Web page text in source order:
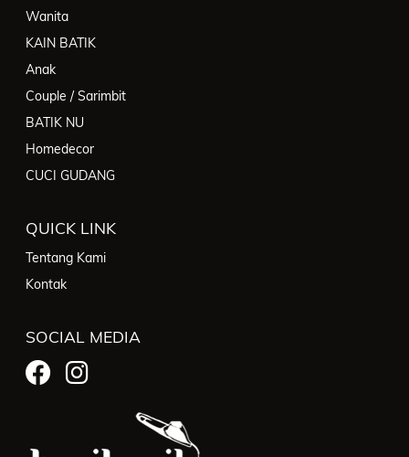
Wanita
KAIN BATIK
Anak
Couple / Sarimbit
BATIK NU
Homedecor
CUCI GUDANG
QUICK LINK
Tentang Kami
Kontak
SOCIAL MEDIA